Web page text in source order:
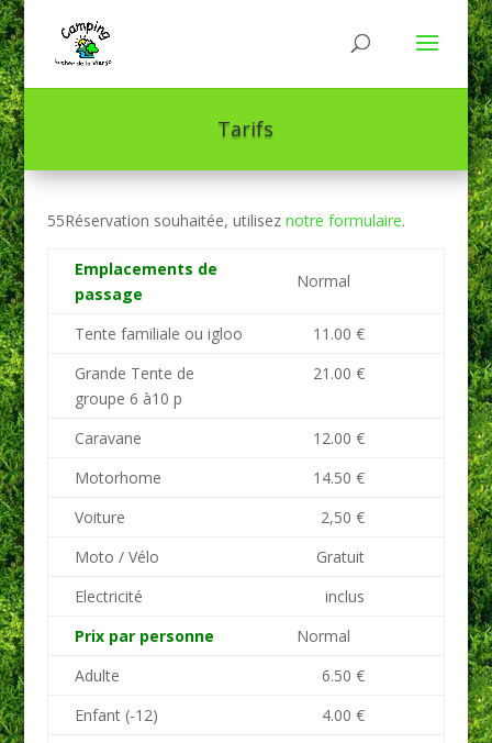
Tarifs
55Réservation souhaitée, utilisez notre formulaire.
Emplacements de
passage
Normal
Tente familiale ou igloo
11.00 €
Grande Tente de
groupe 6 à10 p
21.00 €
Caravane
12.00 €
Motorhome
14.50 €
Voiture
2,50 €
Moto / Vélo
Gratuit
Electricité
inclus
Prix par personne
Normal
Adulte
6.50 €
Enfant (-12)
4.00 €